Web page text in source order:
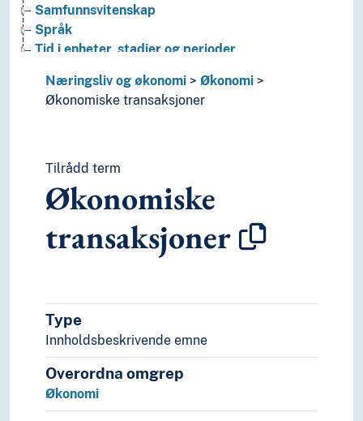
Samfunnsvitenskap
Språk
Tid i enheter, stadier og perioder
Næringsliv og økonomi
Økonomi
Økonomiske transaksjoner
Tilrådd term
Økonomiske
transaksjoner
Type
Innholdsbeskrivende emne
Overordna omgrep
Økonomi